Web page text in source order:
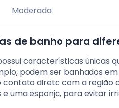
Moderada
de banho para
características únicas
podem ser banhados
direto com a região
uma esponja, para evitar